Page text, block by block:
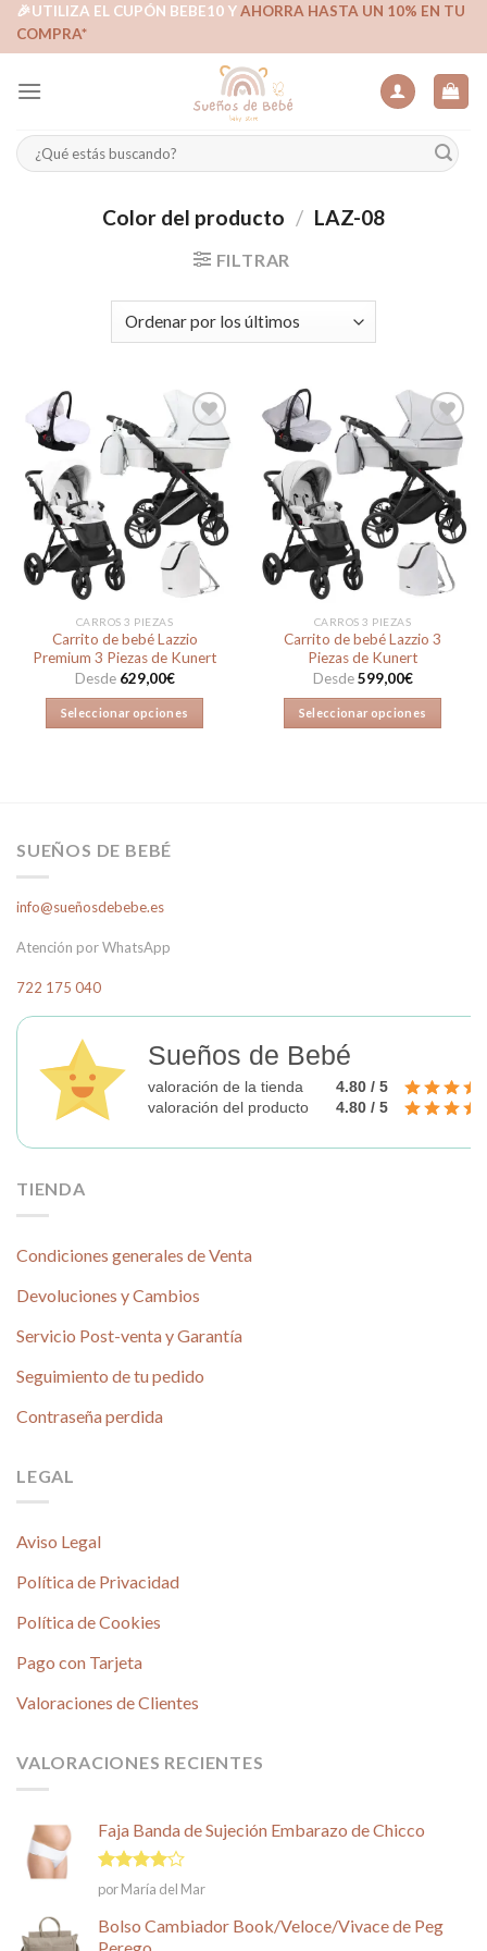
Skip🎉UTILIZA EL CUPÓN BEBE10 YAHORRA HASTA UN 10% EN TU
COMPRA*
Buscar
por:
Color del producto / LAZ-08
FILTRAR
Añadir
a la
lista de
deseos
CARROS 3 PIEZAS
Carrito de bebé Lazzio
Premium 3 Piezas de Kunert
Desde 629,00€
Seleccionar opciones
Las
se
elegir
página
producto
Añadir
a la
lista de
deseos
CARROS 3 PIEZAS
Carrito de bebé Lazzio 3
Piezas de Kunert
Desde599,00€
Seleccionar opciones
página
SUEÑOS DE BEBÉ
info@sueñosdebebe.es
Atención por WhatsApp
722 175 040
Sueños de Bebé
valoración de la tienda
4.80 / 5
valoración del producto
4.80 / 5
TIENDA
Condiciones generales de Venta
Devoluciones y Cambios
Servicio Post-venta y Garantía
Seguimiento de tu pedido
Contraseña perdida
LEGAL
Aviso Legal
Política de Privacidad
Política de Cookies
Pago con Tarjeta
Valoraciones de Clientes
VALORACIONES RECIENTES
Faja Banda de Sujeción Embarazo de Chicco
Valorado
en
5
por María del Mar
Bolso Cambiador Book/Veloce/Vivace de Peg